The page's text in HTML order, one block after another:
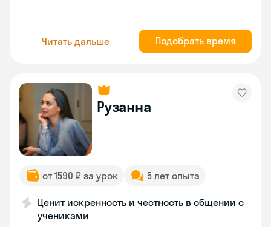
Читать дальше Подобрать время
Рузанна
от 1590 ₽ за урок 5 лет опыта
Ценит искренность и честность в общении с
учениками